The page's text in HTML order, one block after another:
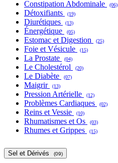
Constipation Abdominale (06)
Détoxifiants (19)
Diurétiques (13)
Énergétique (05)
Estomac et Digestion (25)
Foie et Vésicule (15)
La Prostate (04)
Le Cholestérol (20)
Le Diabète (07)
Maigrir (13)
Pression Artérielle (12)
Problèmes Cardiaques (02)
Reins et Vessie (10)
Rhumatismes et Os (03)
Rhumes et Grippes (15)
Sel et Dérivés (09)